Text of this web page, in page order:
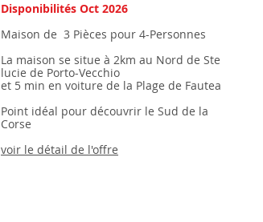
Disponibilités Oct 2026
Maison de ​3 Pièces pour 4-Personnes
La maison se situe à 2km au Nord de Ste
lucie de Porto-Vecchio
et 5 min en voiture de la Plage de Fautea
Point idéal pour découvrir le Sud de la
Corse
voir le détail de l'offre